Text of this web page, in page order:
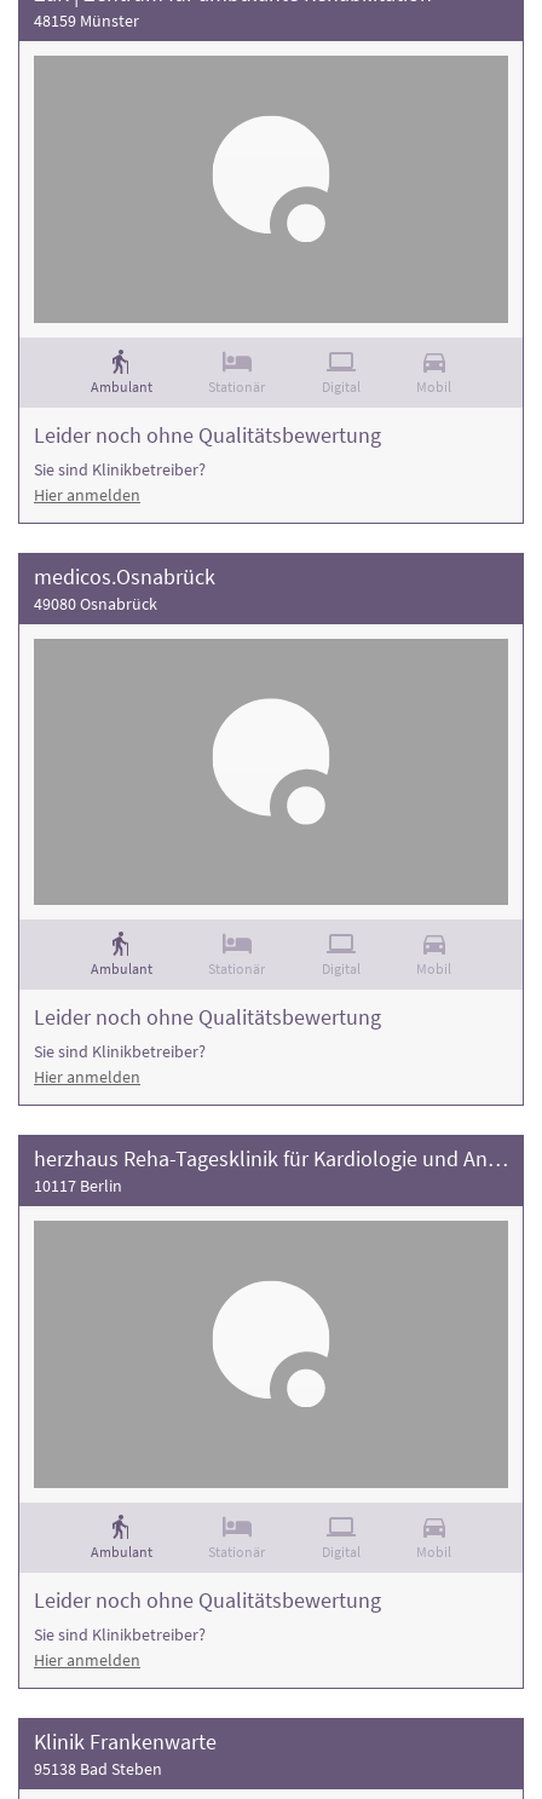
48159 Münster
Ambulant Stationär Digital Mobil
Leider noch ohne Qualitätsbewertung
Sie sind Klinikbetreiber?
Hier anmelden
medicos.Osnabrück
49080 Osnabrück
Ambulant Stationär Digital Mobil
Leider noch ohne Qualitätsbewertung
Sie sind Klinikbetreiber?
Hier anmelden
herzhaus Reha-Tagesklinik für Kardiologie und Angiologie
10117 Berlin
Ambulant Stationär Digital Mobil
Leider noch ohne Qualitätsbewertung
Sie sind Klinikbetreiber?
Hier anmelden
Klinik Frankenwarte
95138 Bad Steben